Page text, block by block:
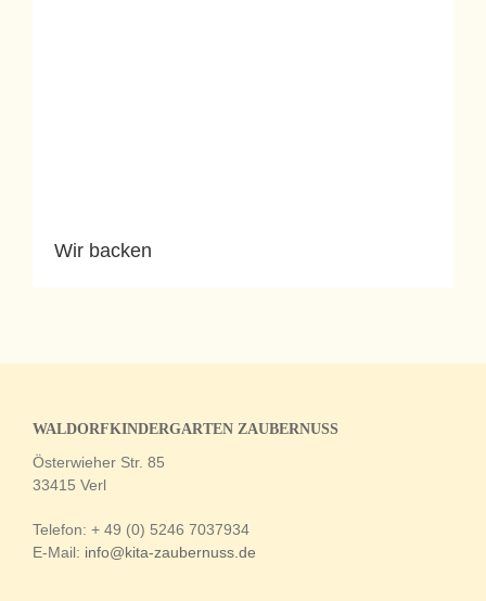
Wir backen
WALDORFKINDERGARTEN ZAUBERNUSS
Österwieher Str. 85
33415 Verl
Telefon: + 49 (0) 5246 7037934
E-Mail: info@kita-zaubernuss.de